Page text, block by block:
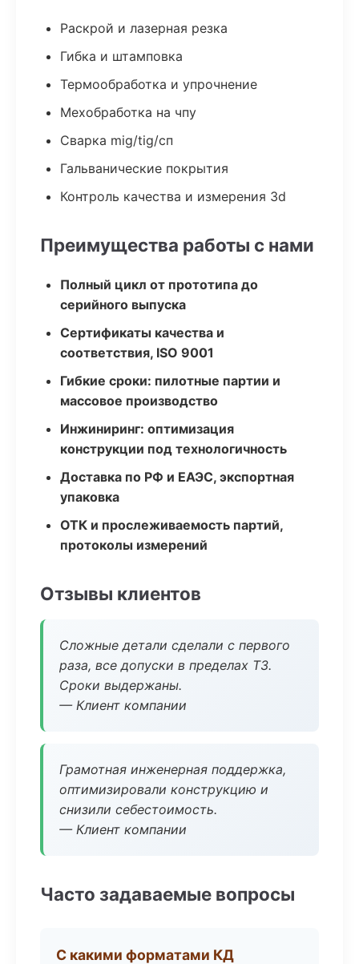
Раскрой и лазерная резка
Гибка и штамповка
Термообработка и упрочнение
Мехобработка на чпу
Сварка mig/tig/сп
Гальванические покрытия
Контроль качества и измерения 3d
Преимущества работы с нами
Полный цикл от прототипа до
серийного выпуска
Сертификаты качества и
соответствия, ISO 9001
Гибкие сроки: пилотные партии и
массовое производство
Инжиниринг: оптимизация
конструкции под технологичность
Доставка по РФ и ЕАЭС, экспортная
упаковка
ОТК и прослеживаемость партий,
протоколы измерений
Отзывы клиентов
Сложные детали сделали с первого
раза, все допуски в пределах ТЗ.
Сроки выдержаны.
— Клиент компании
Грамотная инженерная поддержка,
оптимизировали конструкцию и
снизили себестоимость.
— Клиент компании
Часто задаваемые вопросы
С какими форматами КД